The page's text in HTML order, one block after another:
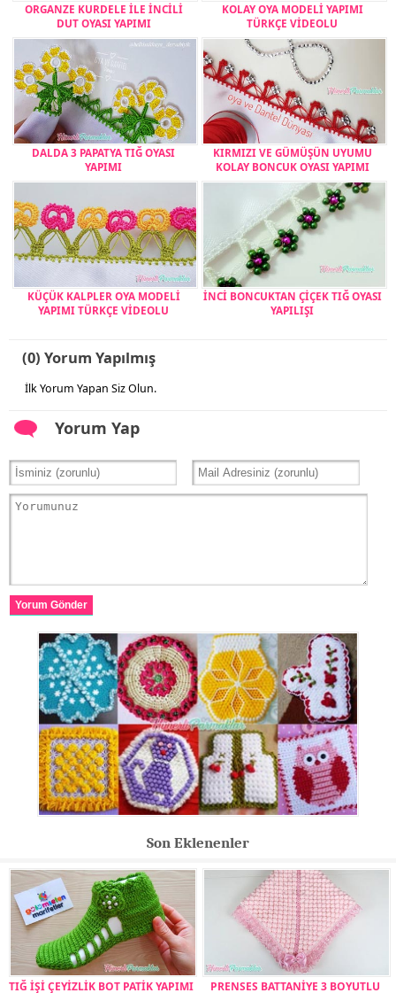
ORGANZE KURDELE İLE İNCİLİ
DUT OYASI YAPIMI
KOLAY OYA MODELİ YAPIMI
TÜRKÇE VİDEOLU
DALDA 3 PAPATYA TIĞ OYASI
YAPIMI
KIRMIZI VE GÜMÜŞÜN UYUMU
KOLAY BONCUK OYASI YAPIMI
KÜÇÜK KALPLER OYA MODELİ
YAPIMI TÜRKÇE VİDEOLU
İNCİ BONCUKTAN ÇİÇEK TIĞ OYASI
YAPILIŞI
(0) Yorum Yapılmış
İlk Yorum Yapan Siz Olun.
Yorum Yap
Yorum Gönder
Son Eklenenler
TIĞ İŞİ ÇEYİZLİK BOT PATİK YAPIMI
PRENSES BATTANİYE 3 BOYUTLU